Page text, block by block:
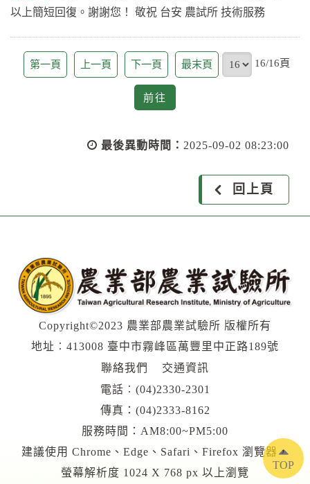
以上簡短回復。謝謝您！ 敬祝 台安 農試所 技術服務
第一頁 上一頁 下一頁 最末頁 頁
16/16頁
前往
往
最後異動時間： 2025-09-02 08:23:00
回上頁
Copyright©2023 農業部農業試驗所 版權所有
地址︰413008 臺中市霧峰區萬豐里中正路189號
聯絡我們
交通資訊
電話︰ (04)2330-2301
傳真：(04)2333-8162
服務時間：AM8:00~PM5:00
建議使用 Chrome、Edge、Safari、Firefox 瀏覽器，
螢幕解析度 1024 X 768 px 以上瀏覽
TOP